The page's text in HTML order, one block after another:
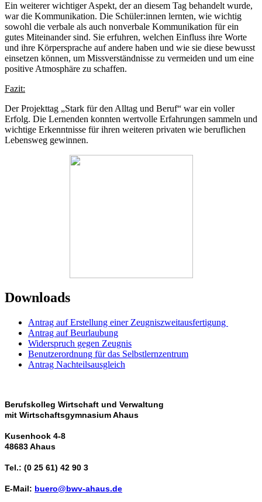
Ein weiterer wichtiger Aspekt, der an diesem Tag behandelt wurde,
war die Kommunikation. Die Schüler:innen lernten, wie wichtig
sowohl die verbale als auch nonverbale Kommunikation für ein
gutes Miteinander sind. Sie erfuhren, welchen Einfluss ihre Worte
und ihre Körpersprache auf andere haben und wie sie diese bewusst
einsetzen können, um Missverständnisse zu vermeiden und um eine
positive Atmosphäre zu schaffen.
Fazit:
Der Projekttag „Stark für den Alltag und Beruf“ war ein voller
Erfolg. Die Lernenden konnten wertvolle Erfahrungen sammeln und
wichtige Erkenntnisse für ihren weiteren privaten wie beruflichen
Lebensweg gewinnen.
Downloads
Antrag auf Erstellung einer Zeugniszweitausfertigung
Antrag auf Beurlaubung
Widerspruch gegen Zeugnis
Benutzerordnung für das Selbstlernzentrum
Antrag Nachteilsausgleich
Berufskolleg Wirtschaft und Verwaltung
mit Wirtschaftsgymnasium Ahaus
Kusenhook 4-8
48683 Ahaus
Tel.: (0 25 61) 42 90 3
E-Mail: buero@bwv-ahaus.de